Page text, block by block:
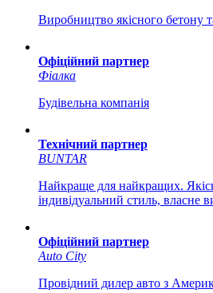
Виробництво якісного бетону
Офіційний партнер
Фіалка
Будівельна компанія
Технічний партнер
BUNTAR
Найкраще для найкращих.
індивідуальний стиль, власне
Офіційний партнер
Auto City
Провідний дилер авто з